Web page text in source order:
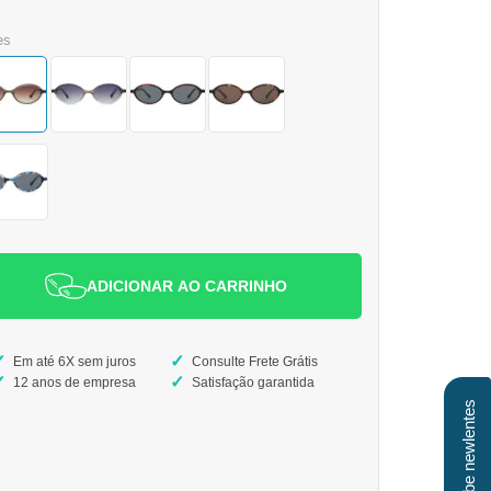
ADICIONAR AO CARRINHO
Em até 6X sem juros
12 anos de empresa
Consulte Frete Grátis
Satisfação garantida
Clube newlentes